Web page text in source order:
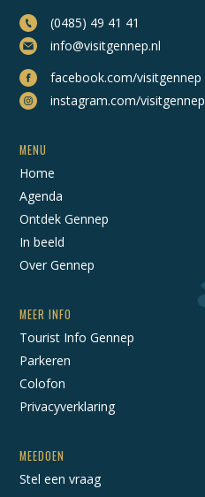
(0485) 49 41 41
info@visitgennep.nl
facebook.com/visitgennep
instagram.com/visitgennep
MENU
Home
Agenda
Ontdek Gennep
In beeld
Over Gennep
MEER INFO
Tourist Info Gennep
Parkeren
Colofon
Privacyverklaring
MEEDOEN
Stel een vraag